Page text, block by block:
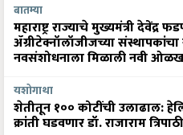
बातम्या
महाराष्ट्र राज्याचे मुख्यमंत्री देवेंद्र
ॲग्रीटेक्नॉलॉजीजच्या
नवसंशोधनाला मिळाली नवी
यशोगाथा
शेतीतून १०० कोटींची उलाढाल:
क्रांती घडवणार डॉ. राजाराम त्रिपाठी